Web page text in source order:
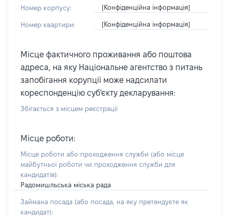
Номер корпусу: [Конфіденційна інформація]
Номер квартири: [Конфіденційна інформація]
Місце фактичного проживання або поштова
адреса, на яку Національне агентство з питань
запобігання корупції може надсилати
кореспонденцію суб'єкту декларування:
Збігається з місцем реєстрації
Місце роботи:
Місце роботи або проходження служби (або місце
майбутньої роботи чи проходження служби для
кандидатів):
Радомишльська міська рада
Займана посада (або посада, на яку претендуєте як
кандидат):